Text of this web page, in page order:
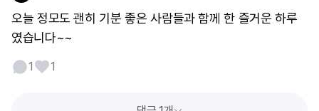
오늘 정모도 괜히 기분 좋은 사람들과 함께 한 즐거운 하루
였습니다~~
1 1